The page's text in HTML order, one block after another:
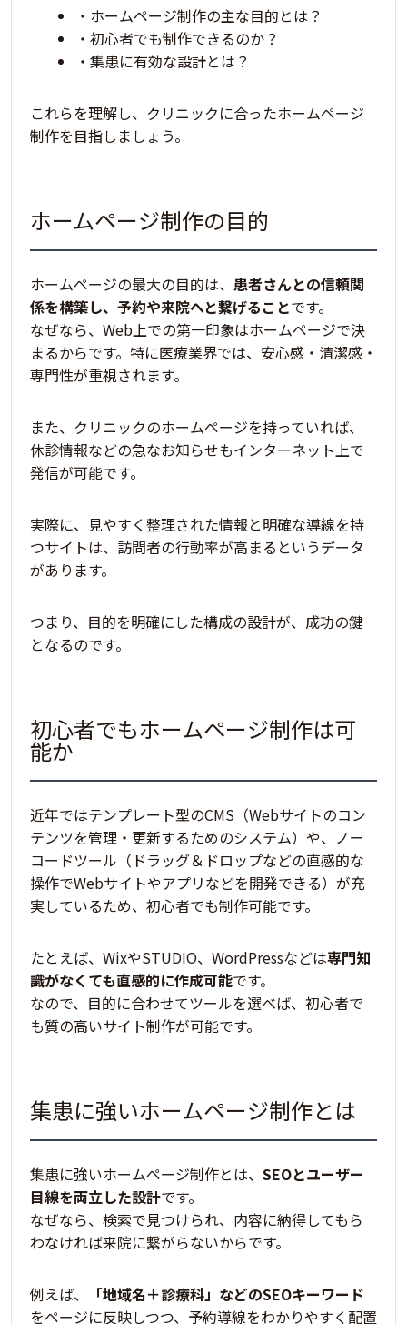
・ホームページ制作の主な目的とは？
・初心者でも制作できるのか？
・集患に有効な設計とは？
これらを理解し、クリニックに合ったホームページ
制作を目指しましょう。
ホームページ制作の目的
ホームページの最大の目的は、 患者さんとの信頼関
係を構築し、予約や来院へと繋げることです。
なぜなら、Web上での第一印象はホームページで決
まるからです。特に医療業界では、 安心感・清潔感・
専門性が重視されます。
また、クリニックのホームページを持っていれば、
休診情報などの急なお知らせもインターネット上で
発信が可能です。
実際に、 見やすく整理された情報と明確な導線を持
つサイトは、訪問者の行動率が高まるというデータ
があります。
つまり、目的を明確にした構成の設計が、成功の鍵
となるのです。
初心者でもホームページ制作は可
能か
近年ではテンプレート型のCMS（​​Webサイトのコン
テンツを管理・更新するためのシステム）や、ノー
コードツール（ドラッグ＆ドロップなどの直感的な
操作でWebサイトやアプリなどを開発できる）が充
実しているため、初心者でも制作可能です。
たとえば、WixやSTUDIO、WordPressなどは専門知
識がなくても直感的に作成可能です。
なので、目的に合わせてツールを選べば、初心者で
も質の高いサイト制作が可能です。
集患に強いホームページ制作とは
集患に強いホームページ制作とは、 SEOとユーザー
目線を両立した設計です。
なぜなら、検索で見つけられ、内容に納得してもら
わなければ来院に繋がらないからです。
例えば、
「地域名＋診療科」などのSEOキーワード
をページに反映しつつ、 予約導線をわかりやすく配置